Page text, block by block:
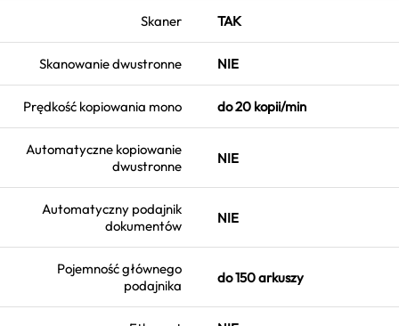
Skaner TAK
Skanowanie dwustronne NIE
Prędkość kopiowania mono do 20 kopii/min
Automatyczne kopiowanie
dwustronne
NIE
Automatyczny podajnik
dokumentów
NIE
Pojemność głównego
podajnika
do 150 arkuszy